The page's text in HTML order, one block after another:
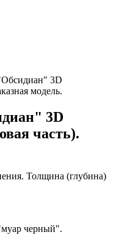
3D
модель.
3D
часть).
Толщина (глубина)
черный".